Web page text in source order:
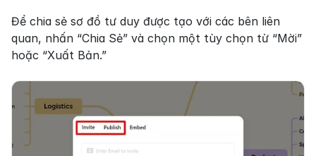
Để chia sẻ sơ đồ tư duy được tạo với các bên liên
quan, nhấn “Chia Sẻ” và chọn một tùy chọn từ “Mời”
hoặc “Xuất Bản.”